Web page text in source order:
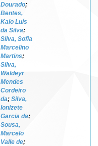
Dourado;
Bentes,
Kaio Luís
da Silva;
Silva, Sofia
Marcelino
Martins;
Silva,
Waldeyr
Mendes
Cordeiro
da; Silva,
Ionizete
Garcia da;
Sousa,
Marcelo
Valle de;